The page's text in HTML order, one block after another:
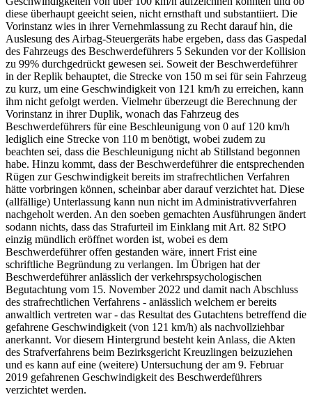
diese überhaupt geeicht seien, nicht ernsthaft und substantiiert. Die
Vorinstanz wies in ihrer Vernehmlassung zu Recht darauf hin, die
Auslesung des Airbag-Steuergeräts habe ergeben, dass das Gaspedal
des Fahrzeugs des Beschwerdeführers 5 Sekunden vor der Kollision
zu 99% durchgedrückt gewesen sei. Soweit der Beschwerdeführer
in der Replik behauptet, die Strecke von 150 m sei für sein Fahrzeug
zu kurz, um eine Geschwindigkeit von 121 km/h zu erreichen, kann
ihm nicht gefolgt werden. Vielmehr überzeugt die Berechnung der
Vorinstanz in ihrer Duplik, wonach das Fahrzeug des
Beschwerdeführers für eine Beschleunigung von 0 auf 120 km/h
lediglich eine Strecke von 110 m benötigt, wobei zudem zu
beachten sei, dass die Beschleunigung nicht ab Stillstand begonnen
habe. Hinzu kommt, dass der Beschwerdeführer die entsprechenden
Rügen zur Geschwindigkeit bereits im strafrechtlichen Verfahren
hätte vorbringen können, scheinbar aber darauf verzichtet hat. Diese
(allfällige) Unterlassung kann nun nicht im Administrativverfahren
nachgeholt werden. An den soeben gemachten Ausführungen ändert
sodann nichts, dass das Strafurteil im Einklang mit Art. 82 StPO
einzig mündlich eröffnet worden ist, wobei es dem
Beschwerdeführer offen gestanden wäre, innert Frist eine
schriftliche Begründung zu verlangen. Im Übrigen hat der
Beschwerdeführer anlässlich der verkehrspsychologischen
Begutachtung vom 15. November 2022 und damit nach Abschluss
des strafrechtlichen Verfahrens - anlässlich welchem er bereits
anwaltlich vertreten war - das Resultat des Gutachtens betreffend die
gefahrene Geschwindigkeit (von 121 km/h) als nachvollziehbar
anerkannt. Vor diesem Hintergrund besteht kein Anlass, die Akten
des Strafverfahrens beim Bezirksgericht Kreuzlingen beizuziehen
und es kann auf eine (weitere) Untersuchung der am 9. Februar
2019 gefahrenen Geschwindigkeit des Beschwerdeführers
verzichtet werden.